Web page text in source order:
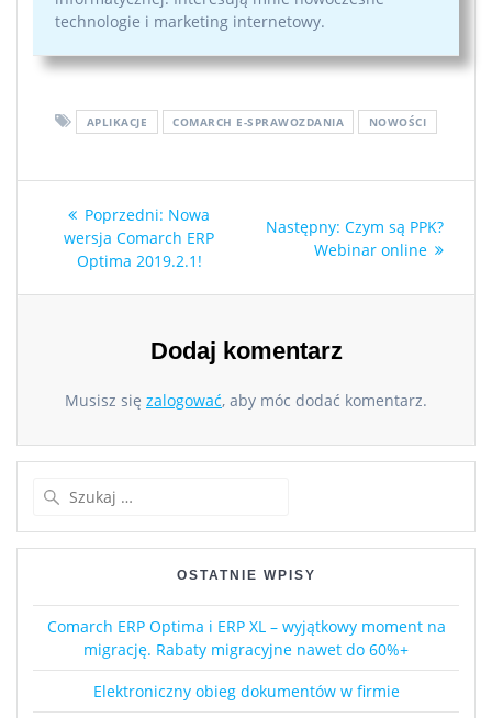
technologie i marketing internetowy.
APLIKACJE COMARCH E-SPRAWOZDANIA NOWOŚCI
Poprzedni: Nowa
wersja Comarch ERP
Optima 2019.2.1!
Następny: Czym są PPK?
Webinar online
Dodaj komentarz
Musisz się zalogować, aby móc dodać komentarz.
OSTATNIE WPISY
Comarch ERP Optima i ERP XL – wyjątkowy moment na
migrację. Rabaty migracyjne nawet do 60%+
Elektroniczny obieg dokumentów w firmie